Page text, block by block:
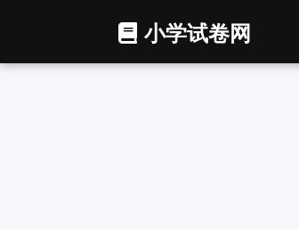
小学试卷网